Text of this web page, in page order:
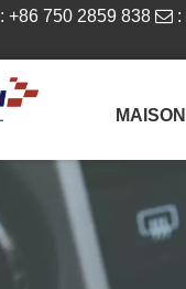
: +86 750 2859 838  :
MAISON